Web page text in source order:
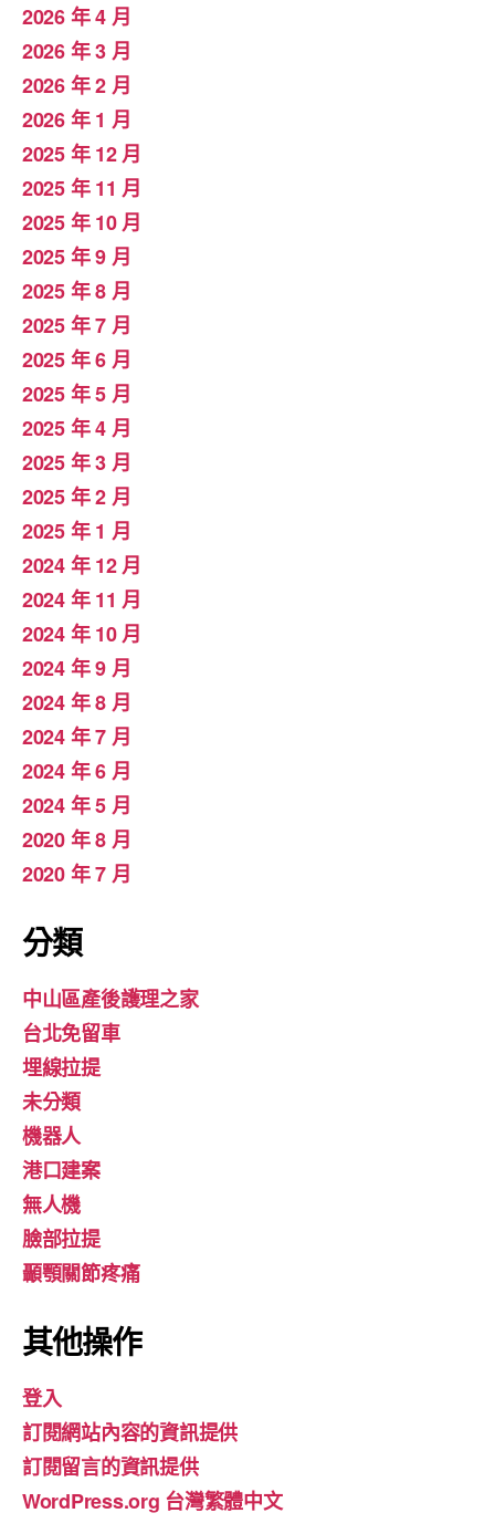
2026 年 4 月
2026 年 3 月
2026 年 2 月
2026 年 1 月
2025 年 12 月
2025 年 11 月
2025 年 10 月
2025 年 9 月
2025 年 8 月
2025 年 7 月
2025 年 6 月
2025 年 5 月
2025 年 4 月
2025 年 3 月
2025 年 2 月
2025 年 1 月
2024 年 12 月
2024 年 11 月
2024 年 10 月
2024 年 9 月
2024 年 8 月
2024 年 7 月
2024 年 6 月
2024 年 5 月
2020 年 8 月
2020 年 7 月
分類
中山區產後護理之家
台北免留車
埋線拉提
未分類
機器人
港口建案
無人機
臉部拉提
顳顎關節疼痛
其他操作
登入
訂閱網站內容的資訊提供
訂閱留言的資訊提供
WordPress.org 台灣繁體中文